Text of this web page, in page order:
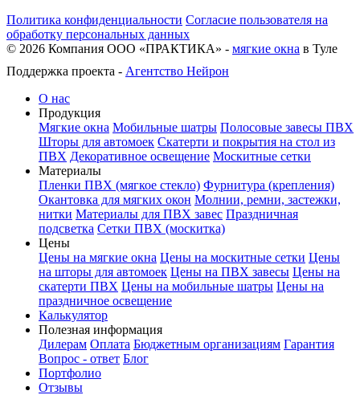
Политика конфиденциальности Согласие пользователя на
обработку персональных данных
© 2026 Компания ООО «ПРАКТИКА» - мягкие окна в Туле
Поддержка проекта - Агентство Нейрон
О нас
Продукция
Мягкие окна Мобильные шатры Полосовые завесы ПВХ
Шторы для автомоек Скатерти и покрытия на стол из
ПВХ Декоративное освещение Москитные сетки
Материалы
Пленки ПВХ (мягкое стекло) Фурнитура (крепления)
Окантовка для мягких окон Молнии, ремни, застежки,
нитки Материалы для ПВХ завес Праздничная
подсветка Сетки ПВХ (москитка)
Цены
Цены на мягкие окна Цены на москитные сетки Цены
на шторы для автомоек Цены на ПВХ завесы Цены на
скатерти ПВХ Цены на мобильные шатры Цены на
праздничное освещение
Калькулятор
Полезная информация
Дилерам Оплата Бюджетным организациям Гарантия
Вопрос - ответ Блог
Портфолио
Отзывы